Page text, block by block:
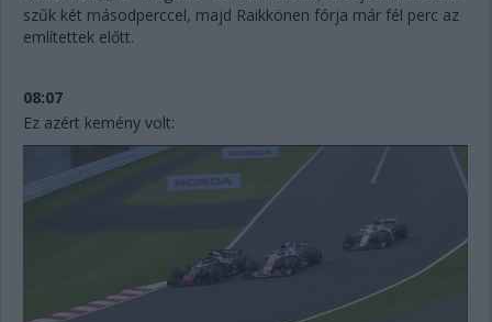
szűk két másodperccel, majd Raikkönen fórja már fél perc az
említettek előtt.
08:07
Ez azért kemény volt: